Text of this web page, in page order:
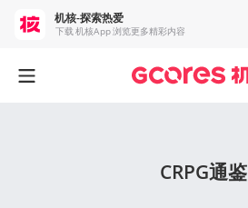
CRPG通鉴
机核-探索热爱
下载 机核App 浏览更多精彩内容